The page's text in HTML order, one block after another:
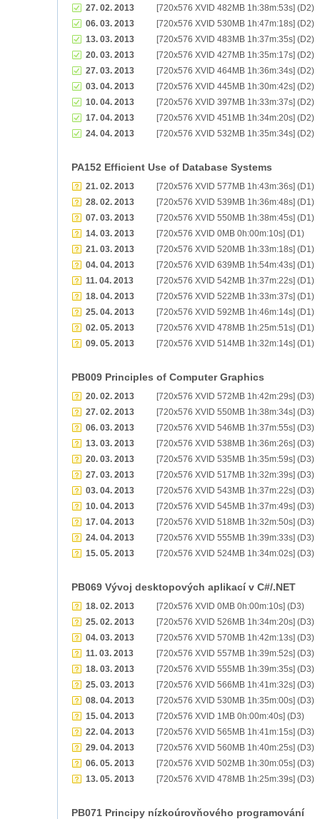
27. 02. 2013
[720x576 XVID 482MB 1h:38m:53s] (D2)
06. 03. 2013
[720x576 XVID 530MB 1h:47m:18s] (D2)
13. 03. 2013
[720x576 XVID 483MB 1h:37m:35s] (D2)
20. 03. 2013
[720x576 XVID 427MB 1h:35m:17s] (D2)
27. 03. 2013
[720x576 XVID 464MB 1h:36m:34s] (D2)
03. 04. 2013
[720x576 XVID 445MB 1h:30m:42s] (D2)
10. 04. 2013
[720x576 XVID 397MB 1h:33m:37s] (D2)
17. 04. 2013
[720x576 XVID 451MB 1h:34m:20s] (D2)
24. 04. 2013
[720x576 XVID 532MB 1h:35m:34s] (D2)
PA152 Efficient Use of Database Systems
21. 02. 2013
[720x576 XVID 577MB 1h:43m:36s] (D1)
28. 02. 2013
[720x576 XVID 539MB 1h:36m:48s] (D1)
07. 03. 2013
[720x576 XVID 550MB 1h:38m:45s] (D1)
14. 03. 2013
[720x576 XVID 0MB 0h:00m:10s] (D1)
21. 03. 2013
[720x576 XVID 520MB 1h:33m:18s] (D1)
04. 04. 2013
[720x576 XVID 639MB 1h:54m:43s] (D1)
11. 04. 2013
[720x576 XVID 542MB 1h:37m:22s] (D1)
18. 04. 2013
[720x576 XVID 522MB 1h:33m:37s] (D1)
25. 04. 2013
[720x576 XVID 592MB 1h:46m:14s] (D1)
02. 05. 2013
[720x576 XVID 478MB 1h:25m:51s] (D1)
09. 05. 2013
[720x576 XVID 514MB 1h:32m:14s] (D1)
PB009 Principles of Computer Graphics
20. 02. 2013
[720x576 XVID 572MB 1h:42m:29s] (D3)
27. 02. 2013
[720x576 XVID 550MB 1h:38m:34s] (D3)
06. 03. 2013
[720x576 XVID 546MB 1h:37m:55s] (D3)
13. 03. 2013
[720x576 XVID 538MB 1h:36m:26s] (D3)
20. 03. 2013
[720x576 XVID 535MB 1h:35m:59s] (D3)
27. 03. 2013
[720x576 XVID 517MB 1h:32m:39s] (D3)
03. 04. 2013
[720x576 XVID 543MB 1h:37m:22s] (D3)
10. 04. 2013
[720x576 XVID 545MB 1h:37m:49s] (D3)
17. 04. 2013
[720x576 XVID 518MB 1h:32m:50s] (D3)
24. 04. 2013
[720x576 XVID 555MB 1h:39m:33s] (D3)
15. 05. 2013
[720x576 XVID 524MB 1h:34m:02s] (D3)
PB069 Vývoj desktopových aplikací v C#/.NET
18. 02. 2013
[720x576 XVID 0MB 0h:00m:10s] (D3)
25. 02. 2013
[720x576 XVID 526MB 1h:34m:20s] (D3)
04. 03. 2013
[720x576 XVID 570MB 1h:42m:13s] (D3)
11. 03. 2013
[720x576 XVID 557MB 1h:39m:52s] (D3)
18. 03. 2013
[720x576 XVID 555MB 1h:39m:35s] (D3)
25. 03. 2013
[720x576 XVID 566MB 1h:41m:32s] (D3)
08. 04. 2013
[720x576 XVID 530MB 1h:35m:00s] (D3)
15. 04. 2013
[720x576 XVID 1MB 0h:00m:40s] (D3)
22. 04. 2013
[720x576 XVID 565MB 1h:41m:15s] (D3)
29. 04. 2013
[720x576 XVID 560MB 1h:40m:25s] (D3)
06. 05. 2013
[720x576 XVID 502MB 1h:30m:05s] (D3)
13. 05. 2013
[720x576 XVID 478MB 1h:25m:39s] (D3)
PB071 Principy nízkoúrovňového programování